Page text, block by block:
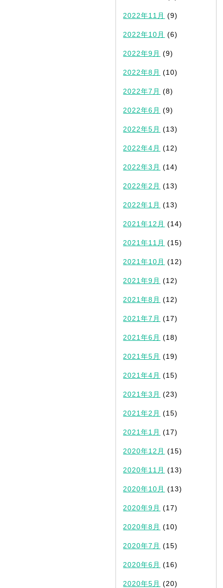
2022年11月 (9)
2022年10月 (6)
2022年9月 (9)
2022年8月 (10)
2022年7月 (8)
2022年6月 (9)
2022年5月 (13)
2022年4月 (12)
2022年3月 (14)
2022年2月 (13)
2022年1月 (13)
2021年12月 (14)
2021年11月 (15)
2021年10月 (12)
2021年9月 (12)
2021年8月 (12)
2021年7月 (17)
2021年6月 (18)
2021年5月 (19)
2021年4月 (15)
2021年3月 (23)
2021年2月 (15)
2021年1月 (17)
2020年12月 (15)
2020年11月 (13)
2020年10月 (13)
2020年9月 (17)
2020年8月 (10)
2020年7月 (15)
2020年6月 (16)
2020年5月 (20)